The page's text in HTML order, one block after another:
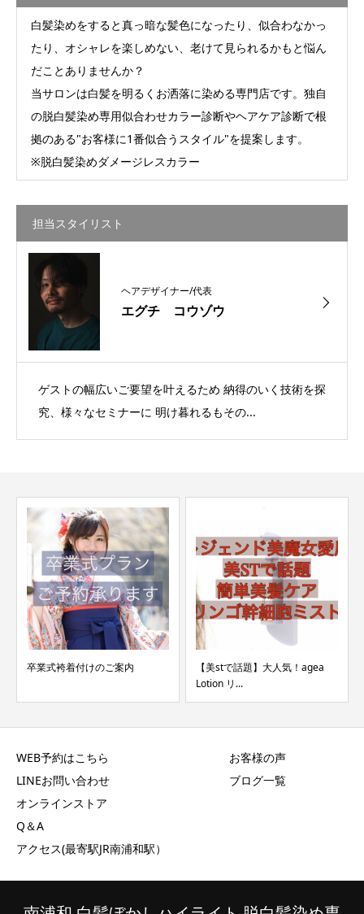
白髪染めをすると真っ暗な髪色になったり、似合わなかっ
たり、オシャレを楽しめない、老けて見られるかもと悩ん
だことありませんか？
当サロンは白髪を明るくお洒落に染める専門店です。独自
の脱白髪染め専用似合わせカラー診断やヘアケア診断で根
拠のある"お客様に1番似合うスタイル"を提案します。
※脱白髪染めダメージレスカラー
担当スタイリスト
ヘアデザイナー/代表
エグチ コウゾウ
ゲストの幅広いご要望を叶えるため 納得のいく技術を探
究、様々なセミナーに 明け暮れるもその...
卒業式袴着付けのご案内
【美stで話題】大人気！agea
Lotion リ...
WEB予約はこちら
LINEお問い合わせ
オンラインストア
Q＆A
アクセス(最寄駅JR南浦和駅）
お客様の声
ブログ一覧